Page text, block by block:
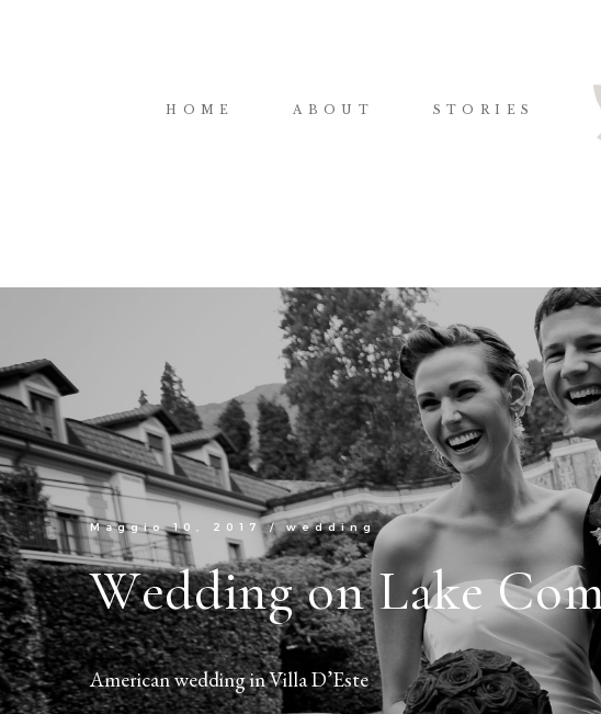
HOME ABOUT STORIES
Maggio 10, 2017/wedding
Wedding on Lake
American wedding in Villa D’Este